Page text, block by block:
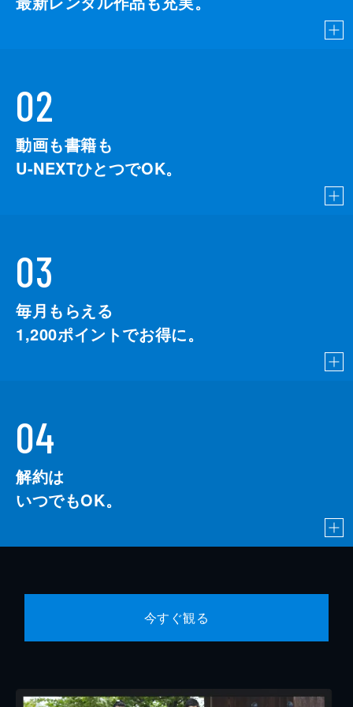
02
動画も書籍も
U-NEXTひとつでOK。
03
毎月もらえる
1,200ポイントでお得に。
04
解約は
いつでもOK。
今すぐ観る